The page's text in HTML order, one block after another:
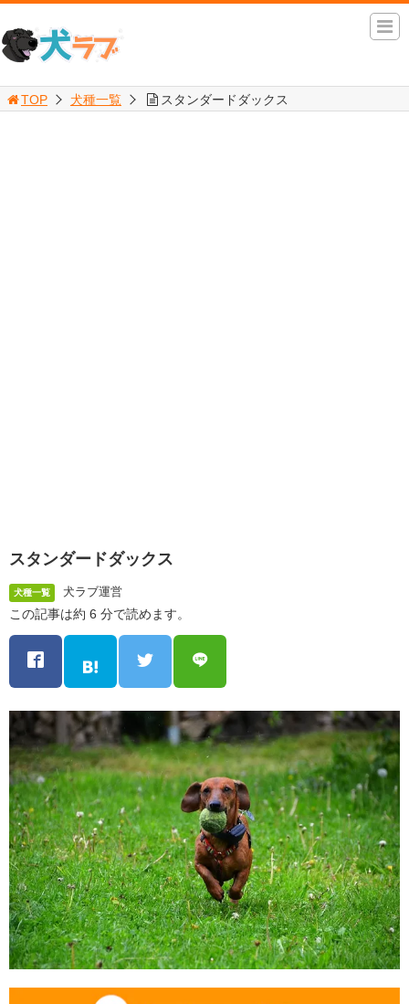
TOP 犬種一覧 スタンダードダックス
スタンダードダックス
犬種一覧 犬ラブ運営
この記事は約 6 分で読めます。